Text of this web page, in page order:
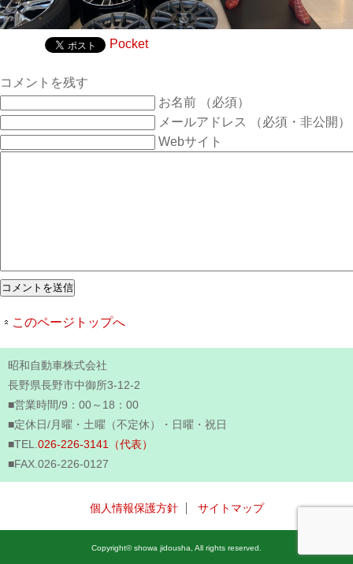
Pocket
コメントを残す
お名前 （必須）
メールアドレス （必須・非公開）
Webサイト
このページトップへ
昭和自動車株式会社
長野県長野市中御所3-12-2
■営業時間/9：00～18：00
■定休日/月曜・土曜（不定休）・日曜・祝日
■TEL.026-226-3141（代表）
■FAX.026-226-0127
個人情報保護方針 サイトマップ
Copyright© showa jidousha, All rights reserved.